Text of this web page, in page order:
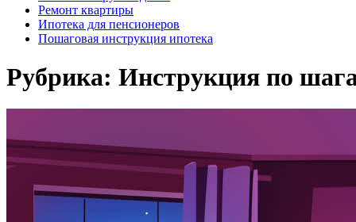
Ремонт квартиры
Ипотека для пенсионеров
Пошаговая инструкция ипотека
Рубрика: Инструкция по